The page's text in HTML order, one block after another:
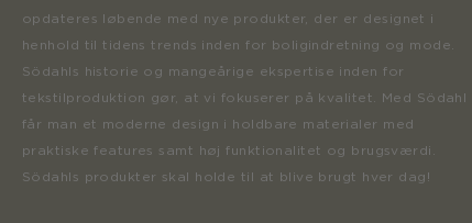
opdateres løbende med nye produkter, der er designet i
henhold til tidens trends inden for boligindretning og mode.
Södahls historie og mangeårige ekspertise inden for
tekstilproduktion gør, at vi fokuserer på kvalitet. Med Södahl
får man et moderne design i holdbare materialer med
praktiske features samt høj funktionalitet og brugsværdi.
Södahls produkter skal holde til at blive brugt hver dag!